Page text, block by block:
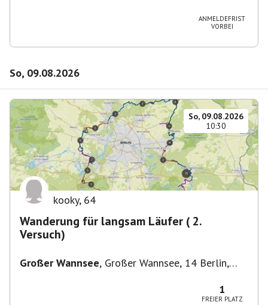
ANMELDEFRIST
VORBEI
So, 09.08.2026
So, 09.08.2026
10:30
kooky, 64
Wanderung für langsam Läufer ( 2.
Versuch)
Großer Wannsee, Großer Wannsee, 14 Berlin,
1
FREIER PLATZ